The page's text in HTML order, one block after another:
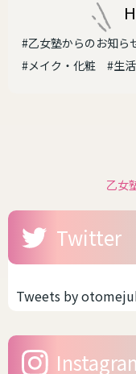
#乙女塾からのお知ら
#メイク・化粧
#生活
乙女
Twitter
Tweets by